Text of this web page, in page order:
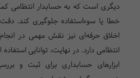
دیگری است که به حسابدار انتظامی
خطا یا سوءاستفاده جلوگیری کند.
اخلاق حرفه‌ای نیز نقش مهمی در
انتظامی دارد. در نهایت، توانایی استفاده
ابزارهای حسابداری برای ثبت و